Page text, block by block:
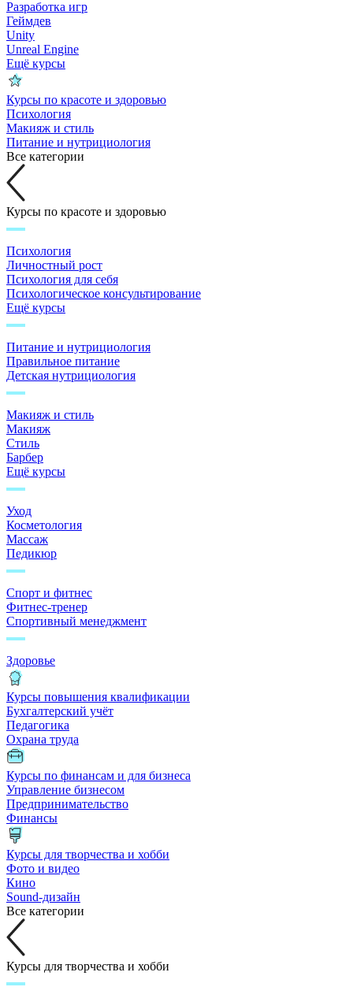
Разработка игр
Геймдев
Unity
Unreal Engine
Ещё курсы
Курсы по красоте и здоровью
Психология
Макияж и стиль
Питание и нутрициология
Все категории
Курсы по красоте и здоровью
Психология
Личностный рост
Психология для себя
Психологическое консультирование
Ещё курсы
Питание и нутрициология
Правильное питание
Детская нутрициология
Макияж и стиль
Макияж
Стиль
Барбер
Ещё курсы
Уход
Косметология
Массаж
Педикюр
Спорт и фитнес
Фитнес-тренер
Спортивный менеджмент
Здоровье
Курсы повышения квалификации
Бухгалтерский учёт
Педагогика
Охрана труда
Курсы по финансам и для бизнеса
Управление бизнесом
Предпринимательство
Финансы
Курсы для творчества и хобби
Фото и видео
Кино
Sound-дизайн
Все категории
Курсы для творчества и хобби